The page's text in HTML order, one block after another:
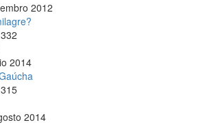
2012
2014
2014